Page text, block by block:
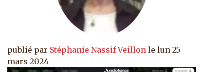
publié par Stéphanie Nassif-Veillon le lun 25
mars 2024